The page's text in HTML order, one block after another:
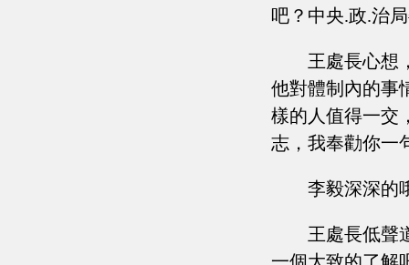
吧？中央.政.治
王處長心想
他對體制內的事
樣的人值得一交
志，我奉勸你一
李毅深深的
王處長低聲